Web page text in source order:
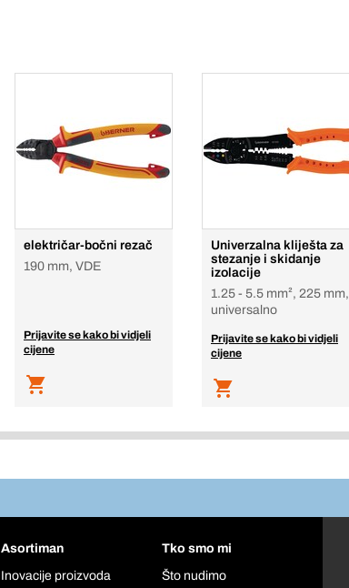
električar-bočni rezač
190 mm, VDE
Prijavite se kako bi vidjeli
cijene
Univerzalna kliješta za
stezanje i skidanje
izolacije
1.25 - 5.5 mm², 225 mm,
universalno
Prijavite se kako bi vidjeli
cijene
Asortiman
Inovacije proizvoda
Tko smo mi
Što nudimo